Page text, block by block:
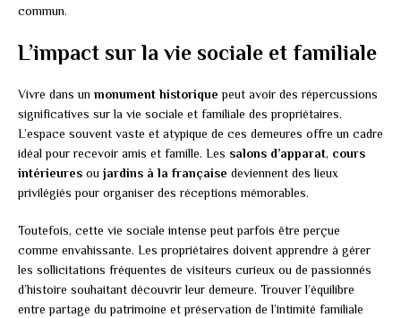
commun.
L’impact sur la vie sociale et familiale
Vivre dans un monument historique peut avoir des répercussions
significatives sur la vie sociale et familiale des propriétaires.
L’espace souvent vaste et atypique de ces demeures offre un cadre
idéal pour recevoir amis et famille. Les salons d’apparat, cours
intérieures ou jardins à la française deviennent des lieux
privilégiés pour organiser des réceptions mémorables.
Toutefois, cette vie sociale intense peut parfois être perçue
comme envahissante. Les propriétaires doivent apprendre à gérer
les sollicitations fréquentes de visiteurs curieux ou de passionnés
d’histoire souhaitant découvrir leur demeure. Trouver l’équilibre
entre partage du patrimoine et préservation de l’intimité familiale